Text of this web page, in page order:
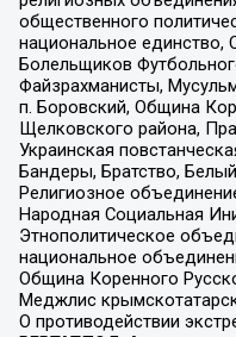
общественного
национальное единство,
Болельщиков
Файзрахманисты,
п. Боровский, Община
Щелковского района,
Украинская
Бандеры, Братство,
Религиозное
Народная Социальная
Этнополитическое
национальное
Община Коренного
Меджлис
О противодействии